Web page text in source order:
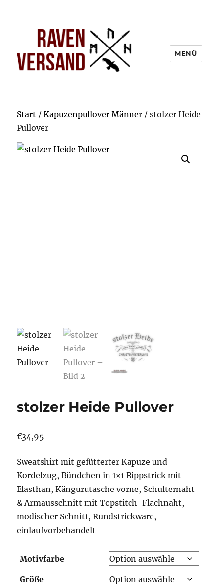
MENÜ
Start /Kapuzenpullover Männer / stolzer Heide
Pullover
stolzer Heide Pullover
€34,95
Sweatshirt mit gefütterter Kapuze und
Kordelzug, Bündchen in 1×1 Rippstrick mit
Elasthan, Kängurutasche vorne, Schulternaht
& Armausschnitt mit Topstitch-Flachnaht,
modischer Schnitt, Rundstrickware,
einlaufvorbehandelt
Motivfarbe
Größe